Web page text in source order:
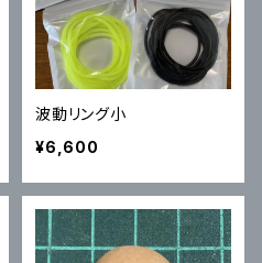
波動リング小
¥6,600